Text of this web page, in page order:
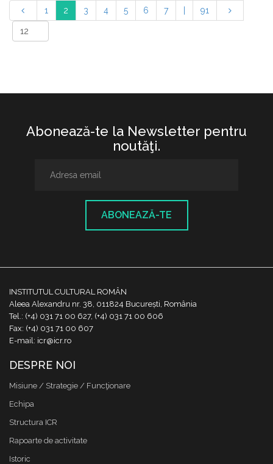
1 2 3 4 5 6 7 91
Abonează-te la Newsletter pentru
noutăţi.
ABONEAZĂ-TE
INSTITUTUL CULTURAL ROMÂN
Aleea Alexandru nr. 38, 011824 București, România
Tel.: (+4) 031 71 00 627, (+4) 031 71 00 606
Fax: (+4) 031 71 00 607
E-mail: icr@icr.ro
DESPRE NOI
Misiune / Strategie / Funcţionare
Echipa
Structura ICR
Rapoarte de activitate
Istoric